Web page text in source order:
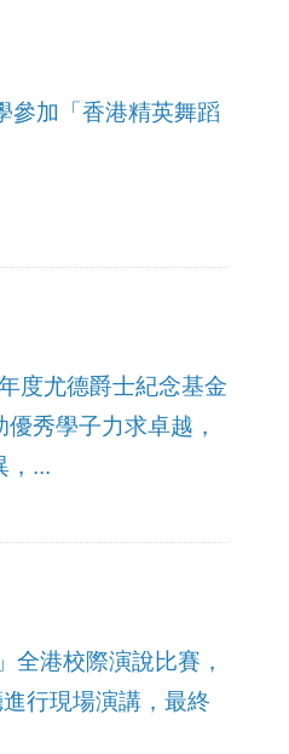
參加「香港精英舞蹈
度尤德爵士紀念基金
秀學子力求卓越，
，...
全港校際演說比賽，
行現場演講，最終